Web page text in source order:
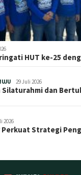
HUT ke-25
29 Juli 2026
Silaturahmi dan
2026
Perkuat Strategi